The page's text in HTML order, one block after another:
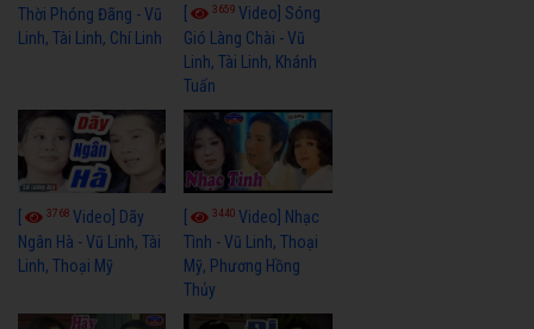
Thời Phóng Đãng - Vũ
Linh, Tài Linh, Chí Linh
3659Video] Sóng
Gió Làng Chài - Vũ
Linh, Tài Linh, Khánh
Tuấn
3768 Video] Dãy
Ngân Hà - Vũ Linh, Tài
Linh, Thoại Mỹ
3440Video] Nhạc
Tình - Vũ Linh, Thoại
Mỹ, Phương Hồng
Thủy